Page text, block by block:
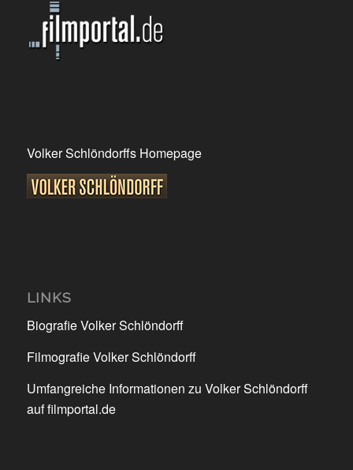
Volker Schlöndorffs Homepage
LINKS
Biografie Volker Schlöndorff
Filmografie Volker Schlöndorff
Umfangreiche Informationen zu Volker Schlöndorff
auf filmportal.de